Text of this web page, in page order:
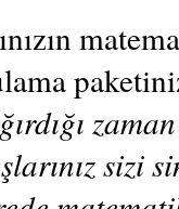
sizi